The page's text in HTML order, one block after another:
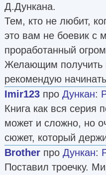
Д.Дункана.
Тем, кто не любит,
это вам не боевик с
проработанный
Желающим получить
рекомендую
Imir123 про Дункан:
Книга как вся серия
может и сложно, но
сюжет, который
Brother про Дункан:
Поставил троечку.